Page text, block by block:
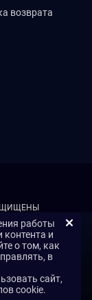
возврата
работы
контента и
о том, как
в
сайт,
cookie.